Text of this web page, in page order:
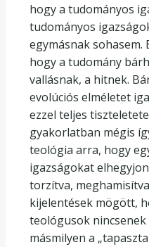
hogy a tudományos
tudományos
egymásnak sohasem.
hogy a tudomány
vallásnak, a hitnek.
evolúciós elméletet
ezzel teljes
gyakorlatban mégis
teológia arra, hogy
igazságokat
torzítva,
kijelentések mögött,
teológusok
másmilyen a